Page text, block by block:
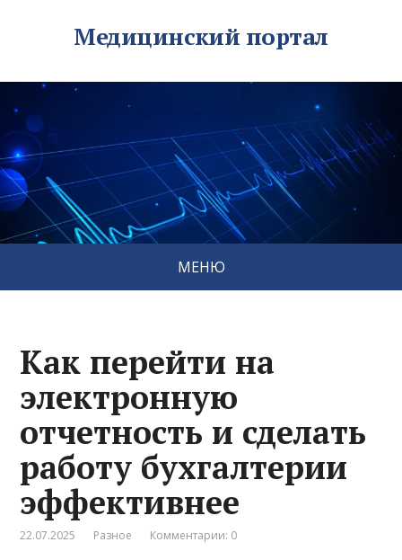
Медицинский портал
МЕНЮ
Как перейти на
электронную
отчетность и сделать
работу бухгалтерии
эффективнее
22.07.2025 Разное Комментарии: 0